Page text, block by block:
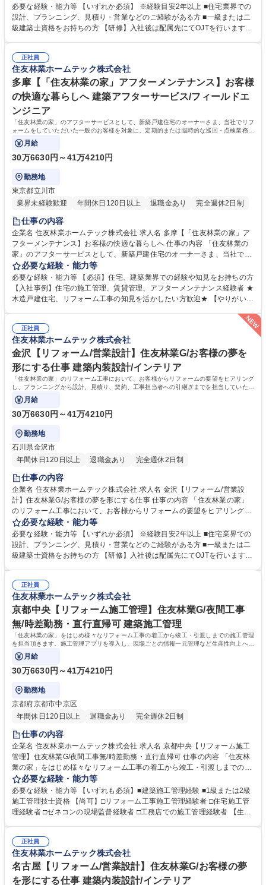
担当していただきます。 【具体的には】「住友林業の家」のオーナー様：
社内の顧客データやメンテナンス担当部門からの情報を元に水回り設備の
交換や内装、外装などの工事を提案。すでに住友林業として取引があるた
の思いを汲み取り、その解決策をプランに反映させられるため、お客様の
満足に繋がります。 募集職種 群馬【リフォーム/営業設計】住友林業G/お
客様の夢を形にする仕事
必要な経験・能力等 【いずれか必須】 ※経験目安2年以上 ■住宅業界での
設計、プランニング、見積り・営業などのご経験がある方 ■一級または二
級建築士資格をお持ちの方 【研修】入社後は配属先にてOJTを行います。
【キャリアパス】研修制度が整っている為、営業未経験で入社した社員
も、今では当社のコアメンバーとして成長しています。実績を積み重ねれ
ば、主任→係長から、ゆくゆくは管理職へとステップアップも可能です。
学歴・資格 学歴：大学院 大学 高専 短大 専修学校 高校 語学力： 資格：
正社員
住友林業ホームテック株式会社
多摩【「住友林業の家」アフターメンテナンス】お客様
の快適な暮らしへ 建築アフターサービス/フィールドエ
ンジニア
「住友林業の家」のアフターサービスとして、新築戸建住宅のオーナーさま、当社でリフ
ォームをしていただいた一般のお客様を対象に、定期的または臨時的な巡回・点検業務を
担当していただきます。
月給
30万6630円～41万4210円
勤務地
東京都立川市
業界未経験歓迎
年間休日120日以上 退職金あり 完全週休2日制
仕事の内容
企業名 住友林業ホームテック株式会社 求人名 多摩【「住友林業の家」ア
フターメンテナンス】お客様の快適な暮らしへ 仕事の内容 「住友林業の
家」のアフターサービスとして、新築戸建住宅のオーナーさま、当社でリ
フォームをしていただいた一般のお客様を対象に、定期的または臨時的な
巡回・点検業務を担当していただきます。 【具体的には】■定期点検：お
客様宅を訪問し、建物全体の点検を実施します(点検数：月に20～23件)■
臨時点検：不具合の発生時お客様からの連絡に対し、訪問のうえ点検(1日
含まれず、工事作業は協力会社に依頼します。★きめ細やかに、お客様の
さまざまな相談に乗りながら家に関する悩みの解決をサポート頂きます。
≪変更の範囲：会社の定める業務≫ 募集職種 多摩【「住友林業の家」ア
フターメンテナンス】お客様の快適な暮らしへ
必要な経験・能力等
必要な経験・能力等 【必須】住宅、建築業界での経験や知見をお持ちの方
【入社事例】住宅の施工管理、賃貸管理、アフターメンテナンス経験者 ★
木造戸建住宅、リフォーム工事の知見を活かしたい方歓迎★ 【やりがい】
っていくこと。そして、お客様にとって「一番身近で頼れる存在」になれ
ることがやりがいです。 【教育制度】入社後は配属先にてOJTを行いま
す。その後も、フォロー研修や社内資格取得に向けた研修もありますの
で、職種未経験の方も安心して就業いただけます。 学歴・資格 学歴：大
学院 大学 高専 短大 専修学校 高校 語学力： 資格：第一種運転免許普通自
動車
正社員
住友林業ホームテック株式会社
金沢【リフォーム/営業設計】住友林業G/お客様の夢を
形にする仕事 建築内装設計/インテリア
「住友林業の家」のリフォーム工事において、お客様からリフォームの要望をヒアリング
し、プランニングから設計、見積り、契約、工事担当者への引継ぎまでを担当していただ
きます。
月給
30万6630円～41万4210円
勤務地
石川県金沢市
年間休日120日以上
退職金あり 完全週休2日制
仕事の内容
企業名 住友林業ホームテック株式会社 求人名 金沢【リフォーム/営業設
計】住友林業G/お客様の夢を形にする仕事 仕事の内容 「住友林業の家」
のリフォーム工事において、お客様からリフォームの要望をヒアリング
し、プランニングから設計、見積り、契約、工事担当者への引継ぎまでを
担当していただきます。 【具体的には】「住友林業の家」のオーナー様：
社内の顧客データやメンテナンス担当部門からの情報を元に水回り設備の
交換や内装、外装などの工事を提案。すでに住友林業として取引があるた
の思いを汲み取り、その解決策をプランに反映させられるため、お客様の
満足に繋がります。 募集職種 金沢【リフォーム/営業設計】住友林業G/お
客様の夢を形にする仕事
必要な経験・能力等
必要な経験・能力等 【いずれか必須】 ※経験目安2年以上 ■住宅業界での
設計、プランニング、見積り・営業などのご経験がある方 ■一級または二
級建築士資格をお持ちの方 【研修】入社後は配属先にてOJTを行います。
【キャリアパス】研修制度が整っている為、営業未経験で入社した社員
も、今では当社のコアメンバーとして成長しています。実績を積み重ねれ
ば、主任→係長から、ゆくゆくは管理職へとステップアップも可能です。
学歴・資格 学歴：大学院 大学 高専 短大 専修学校 高校 語学力： 資格：
正社員
住友林業ホームテック株式会社
京都中央【リフォーム施工管理】住友林業G/夜間工事
無/時差勤務・直行直帰可 建築施工管理
「住友林業の家」をはじめ様々なリフォーム工事の着工から竣工・引渡しまでの施工管理
を担当頂きます。施工管理アプリを導入し、現場ごとの情報一元管理など生産性向上への
取り組みも積極的に行っています。
月給
30万6630円～41万4210円
勤務地
京都府京都市中京区
年間休日120日以上
退職金あり 完全週休2日制
仕事の内容
企業名 住友林業ホームテック株式会社 求人名 京都中央【リフォーム施工
管理】住友林業G/夜間工事無/時差勤務・直行直帰可 仕事の内容 「住友林
業の家」をはじめ様々なリフォーム工事の着工から竣工・引渡しまでの施
工管理を担当頂きます。施工管理アプリを導入し、現場ごとの情報一元管
理など生産性向上への取り組みも積極的に行っています。 【仕事の流れ】
(1)リフォームエンジニアから工事内容の引継ぎ(2)工事着工準備(予算作
成・工事発注手配・工程確認)(3)着工(4)工事管理(工程・安全・品質・原
模工事が中心)■一般物件：戸建てやマンション、店舗等(間取り変更を含む
大規模な案件が中心)≪変更の範囲：会社の定める業務≫ 募集職種 京都中
央【リフォーム施工管理】住友林業G/夜間工事無/時差勤務・直行直帰可
必要な経験・能力等
必要な経験・能力等 【いずれも必須】■建築施工管理経験 ■1級または2級
施工管理技士資格 【尚可】□リフォーム工事施工管理経験者 □住宅施工管
理経験者 □ゼネコンの現場監督経験者 □工務店での施工管理経験者 【生産
を実施しています。（トーク機能で連絡や変更・修正内容の伝達、図面共
有、入退場管理、写真管理、作業報告書作成、作業完了報告など）また、
現場カメラ設置。事務所にいながら現場の状況を確認することも可能で
す。 学歴・資格 学歴：大学院 大学 高専 短大 専修学校 高校 語学力： 資
正社員
住友林業ホームテック株式会社
名古屋【リフォーム/営業設計】住友林業G/お客様の夢
を形にする仕事 建築内装設計/インテリア